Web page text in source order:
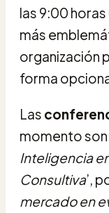
las 9:00
más
organización
forma
Las
momento
Inteligencia
Consultiva’,
mercado en